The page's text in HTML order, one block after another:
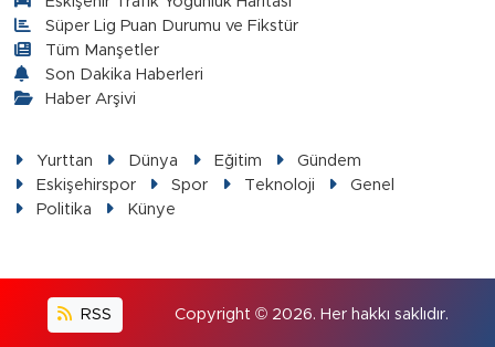
Süper Lig Puan Durumu ve Fikstür
Tüm Manşetler
Son Dakika Haberleri
Haber Arşivi
Yurttan Dünya Eğitim
Gündem
Eskişehirspor
Spor Teknoloji
Genel
Politika
Künye
RSS Copyright © 2026. Her hakkı saklıdır.